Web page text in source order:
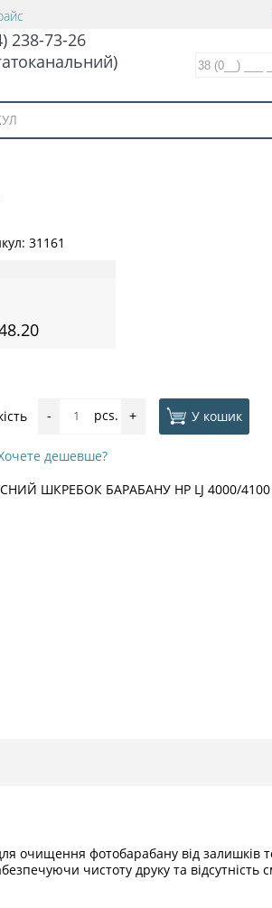
238-73-26
31161
- pcs. + У кошик
дешевше?
ШКРЕБОК БАРАБАНУ HP LJ 4000/4100
очищення фотобарабану від залишків
чистоту друку та відсутність